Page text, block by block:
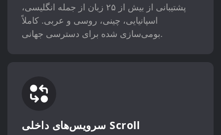
پشتیبانی از بیش از ۲۵ زبان از جمله انگلیسی،
اسپانیایی، چینی، روسی و عربی. کاملاً
بومی‌سازی شده برای دسترسی جهانی.
سرویس‌های داخلی Scroll